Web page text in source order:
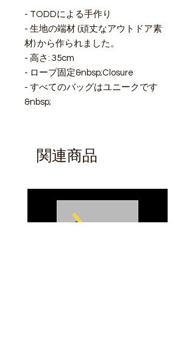
- TODDによる手作り
- 生地の端材 (頑丈なアウトドア素
材) から作られました。
- 高さ: 35cm
- ロープ固定&nbsp;Closure
- すべてのバッグはユニークです
&nbsp;
関連商品